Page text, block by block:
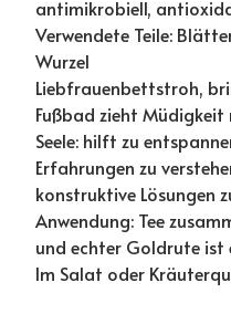
antimikrobiell,
Verwendete Teile:
Wurzel
Liebfrauenbettstroh,
Fußbad zieht Müdigkeit
Seele: hilft zu
Erfahrungen zu
konstruktive Lösungen
Anwendung: Tee
und echter Goldrute ist
Im Salat oder